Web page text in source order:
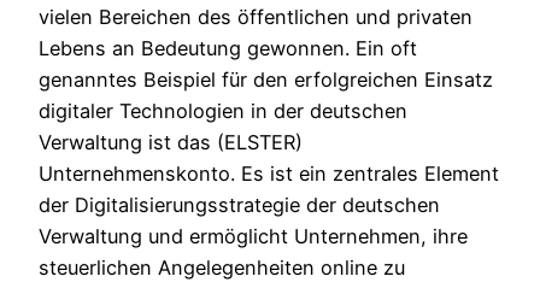
vielen Bereichen des öffentlichen und privaten
Lebens an Bedeutung gewonnen. Ein oft
genanntes Beispiel für den erfolgreichen Einsatz
digitaler Technologien in der deutschen
Verwaltung ist das (ELSTER)
Unternehmenskonto. Es ist ein zentrales Element
der Digitalisierungsstrategie der deutschen
Verwaltung und ermöglicht Unternehmen, ihre
steuerlichen Angelegenheiten online zu